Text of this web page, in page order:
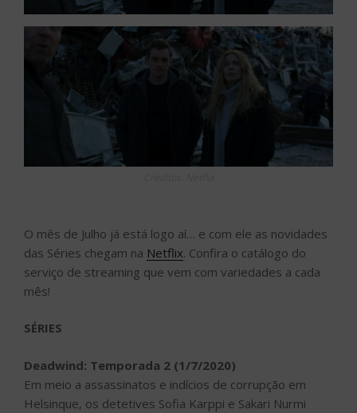
O mês de Julho já está logo aí… e com ele as novidades
das Séries chegam na Netflix. Confira o catálogo do
serviço de streaming que vem com variedades a cada
mês!
SÉRIES
Deadwind: Temporada 2 (1/7/2020)
Em meio a assassinatos e indícios de corrupção em
Helsinque, os detetives Sofia Karppi e Sakari Nurmi